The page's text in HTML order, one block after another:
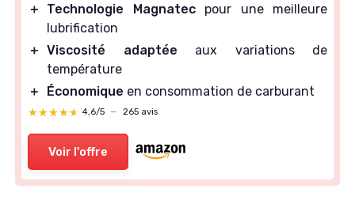
＋
Technologie Magnatecpour une meilleure
lubrification
＋ Viscosité adaptée aux variations de
température
＋
Économique en consommation de carburant
★★★★★
★★★★★ 4,6/5 — 265 avis
Voir l'offre